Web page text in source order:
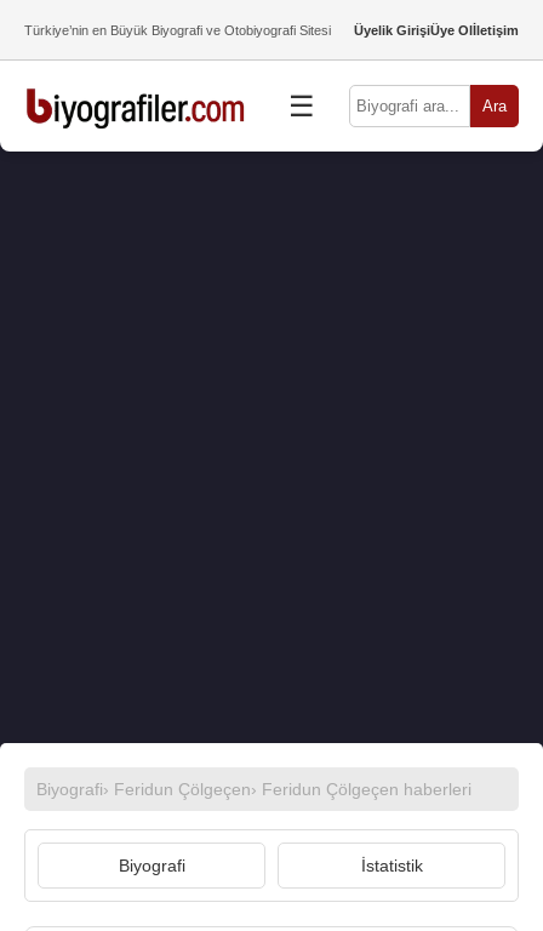
Türkiye’nin en Büyük Biyografi ve Otobiyografi Sitesi Üyelik GirişiÜye Olİletişim
☰ Ara
Biyografi› Feridun Çölgeçen› Feridun Çölgeçen haberleri
Biyografi İstatistik